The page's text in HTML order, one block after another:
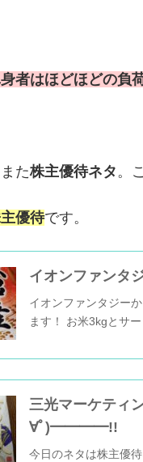
者はほどほどの負
た株主優待ネタ 。
優待です。
イオンファン
イオンファンタジ
ます！ お米3kgとサ
三光マーケテ
∀ﾟ)━━━━!!
今日のネタは株主優